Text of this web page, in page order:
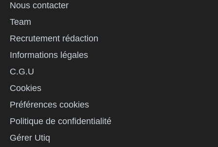
Nous contacter
Team
Recrutement rédaction
Informations légales
C.G.U
Cookies
Préférences cookies
Politique de confidentialité
Gérer Utiq